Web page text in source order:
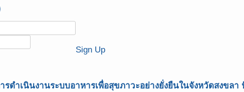
Sign Up
ดำเนินงานระบบอาหารเพื่อสุขภาวะอย่างยั่งยืนในจังหวัดสงขล